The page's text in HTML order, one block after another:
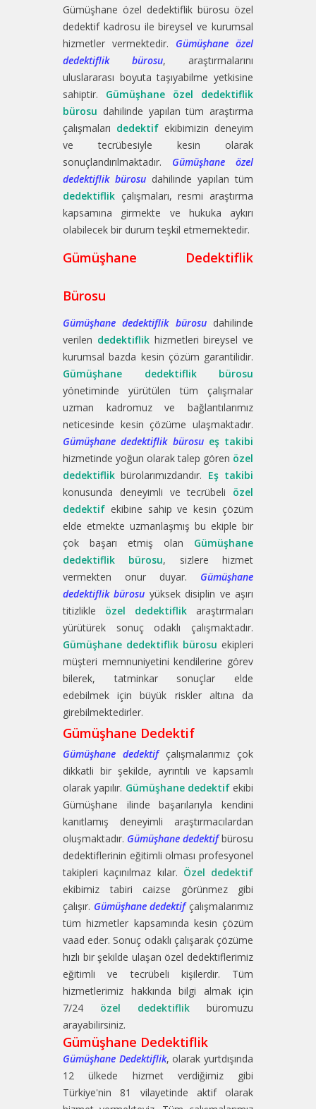
Gümüşhane özel dedektiflik bürosu özel
dedektif kadrosu ile bireysel ve kurumsal
hizmetler vermektedir. Gümüşhane özel
dedektiflik bürosu, araştırmalarını
uluslararası boyuta taşıyabilme yetkisine
sahiptir. Gümüşhane özel dedektiflik
bürosu dahilinde yapılan tüm araştırma
çalışmaları dedektif ekibimizin deneyim
ve tecrübesiyle kesin olarak
sonuçlandırılmaktadır. Gümüşhane özel
dedektiflik bürosu dahilinde yapılan tüm
dedektiflik çalışmaları, resmi araştırma
kapsamına girmekte ve hukuka aykırı
olabilecek bir durum teşkil etmemektedir.
Gümüşhane Dedektiflik
Bürosu
Gümüşhane dedektiflik bürosudahilinde
verilen dedektiflikhizmetleri bireysel ve
kurumsal bazda kesin çözüm garantilidir.
Gümüşhane dedektiflik bürosu
yönetiminde yürütülen tüm çalışmalar
uzman kadromuz ve bağlantılarımız
neticesinde kesin çözüme ulaşmaktadır.
Gümüşhane dedektiflik bürosu eş takibi
hizmetinde yoğun olarak talep gören özel
dedektiflik bürolarımızdandır. Eş takibi
konusunda deneyimli ve tecrübeli özel
dedektif ekibine sahip ve kesin çözüm
elde etmekte uzmanlaşmış bu ekiple bir
çok başarı etmiş olan Gümüşhane
dedektiflik bürosu, sizlere hizmet
vermekten onur duyar. Gümüşhane
dedektiflik bürosu yüksek disiplin ve aşırı
titizlikle özel dedektiflik araştırmaları
yürütürek sonuç odaklı çalışmaktadır.
Gümüşhane dedektiflik bürosu ekipleri
müşteri memnuniyetini kendilerine görev
bilerek, tatminkar sonuçlar elde
edebilmek için büyük riskler altına da
girebilmektedirler.
Gümüşhane Dedektif
Gümüşhane dedektifçalışmalarımız çok
dikkatli bir şekilde, ayrıntılı ve kapsamlı
olarak yapılır. Gümüşhane dedektifekibi
Gümüşhane ilinde başarılarıyla kendini
kanıtlamış deneyimli araştırmacılardan
oluşmaktadır. Gümüşhane dedektifbürosu
dedektiflerinin eğitimli olması profesyonel
takipleri kaçınılmaz kılar. Özel dedektif
ekibimiz tabiri caizse görünmez gibi
çalışır. Gümüşhane dedektifçalışmalarımız
tüm hizmetler kapsamında kesin çözüm
vaad eder. Sonuç odaklı çalışarak çözüme
hızlı bir şekilde ulaşan özel dedektiflerimiz
eğitimli ve tecrübeli kişilerdir. Tüm
hizmetlerimiz hakkında bilgi almak için
7/24 özel dedektiflik büromuzu
arayabilirsiniz.
Gümüşhane Dedektiflik
Gümüşhane Dedektiflik, olarak yurtdışında
12 ülkede hizmet verdiğimiz gibi
Türkiye'nin 81 vilayetinde aktif olarak